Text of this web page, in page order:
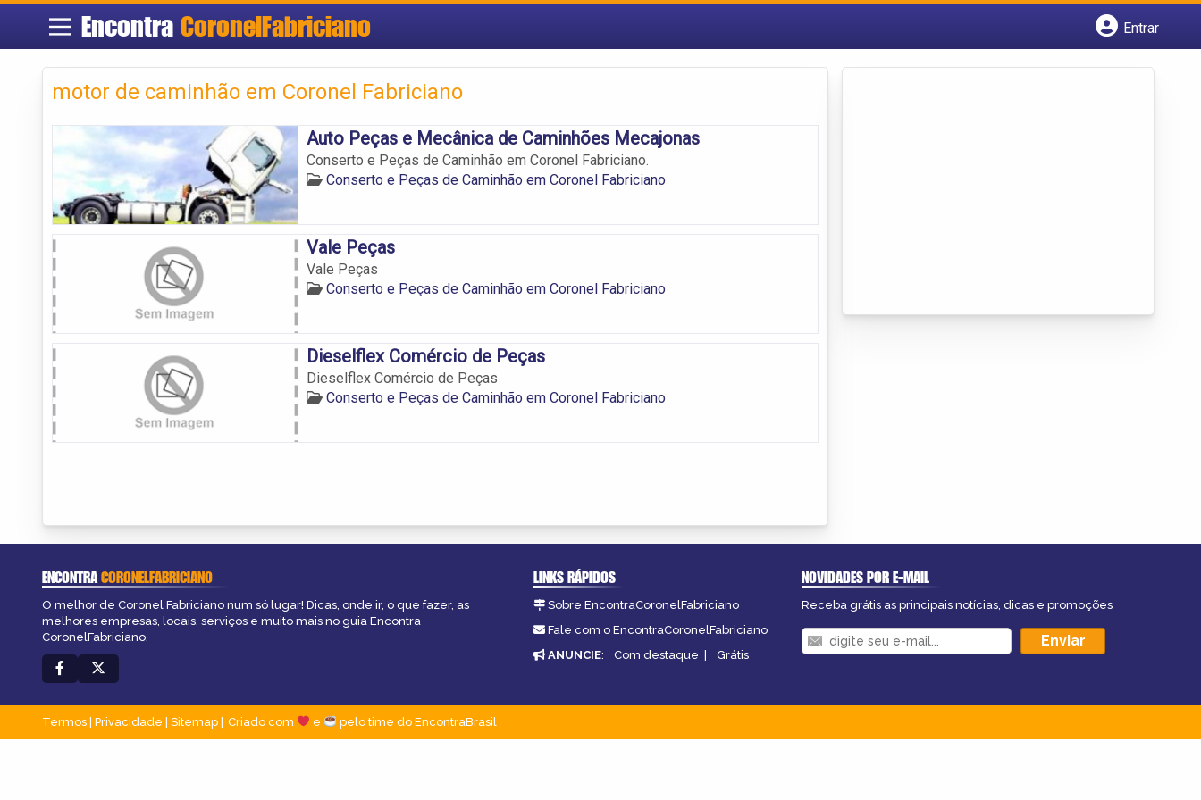
Encontra CoronelFabriciano
Entrar
motor de caminhão em Coronel Fabriciano
Auto Peças e Mecânica de Caminhões Mecajonas
Conserto e Peças de Caminhão em Coronel Fabriciano.
Conserto e Peças de Caminhão em Coronel Fabriciano
Vale Peças
Vale Peças
Conserto e Peças de Caminhão em Coronel Fabriciano
Dieselflex Comércio de Peças
Dieselflex Comércio de Peças
Conserto e Peças de Caminhão em Coronel Fabriciano
ENCONTRACORONELFABRICIANO
O melhor de Coronel Fabriciano num só lugar! Dicas, onde ir, o que fazer, as
melhores empresas, locais, serviços e muito mais no guia Encontra
CoronelFabriciano.
LINKS RÁPIDOS
Sobre EncontraCoronelFabriciano
Fale com o EncontraCoronelFabriciano
ANUNCIE: Com destaque | Grátis
NOVIDADES POR E-MAIL
Receba grátis as principais notícias, dicas e promoções
Termos | Privacidade | Sitemap Criado com e pelo time do EncontraBrasil